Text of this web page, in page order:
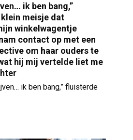
ik ben bang,”
meisje dat
winkelwagentje
contact op met een
om haar ouders te
hij mij vertelde liet me
ik ben bang,” fluisterde